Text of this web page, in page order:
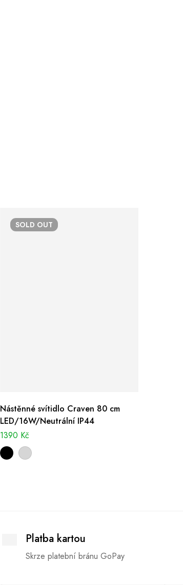
SOLD OUT
Nástěnné svítidlo Craven 80 cm
LED/16W/Neutrální IP44
1390 Kč
Platba kartou
Skrze platební bránu GoPay